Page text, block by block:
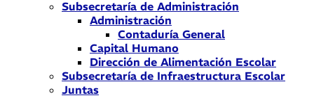
Subsecretaría de Administración
Administración
Contaduría General
Capital Humano
Dirección de Alimentación Escolar
Subsecretaría de Infraestructura Escolar
Juntas